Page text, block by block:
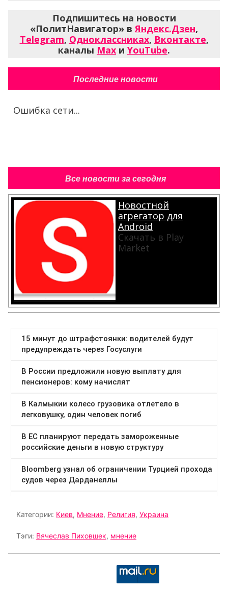
Подпишитесь на новости
«ПолитНавигатор» вЯндекс.Дзен,
Telegram, Одноклассниках, Вконтакте,
каналы Max и YouTube.
Последние новости
Ошибка сети...
Все новости за сегодня
Новостной
агрегатор для
Android
Скачать в Play
Market
Категории: Киев, Мнение, Религия, Украина
Тэги: Вячеслав Пиховшек, мнение